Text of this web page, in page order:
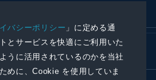
バシーポリシー 」に定める通
とサービスを快適にご利用いた
うに活用されているのかを当社
めに、Cookie を使用していま